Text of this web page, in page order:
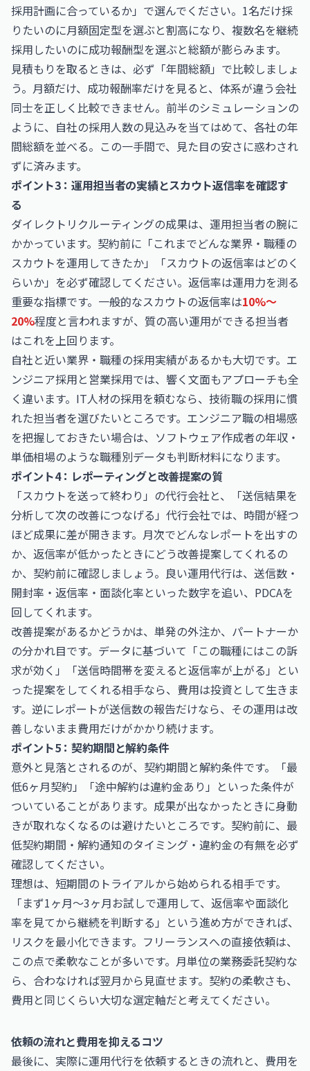
採用計画に合っているか」で選んでください。1名だけ採
りたいのに月額固定型を選ぶと割高になり、複数名を継続
採用したいのに成功報酬型を選ぶと総額が膨らみます。
見積もりを取るときは、必ず「年間総額」で比較しましょ
う。月額だけ、成功報酬率だけを見ると、体系が違う会社
同士を正しく比較できません。前半のシミュレーションの
ように、自社の採用人数の見込みを当てはめて、各社の年
間総額を並べる。この一手間で、見た目の安さに惑わされ
ずに済みます。
ポイント3：運用担当者の実績とスカウト返信率を確認す
る
ダイレクトリクルーティングの成果は、運用担当者の腕に
かかっています。契約前に「これまでどんな業界・職種の
スカウトを運用してきたか」「スカウトの返信率はどのく
らいか」を必ず確認してください。返信率は運用力を測る
重要な指標です。一般的なスカウトの返信率は10%〜
20%程度と言われますが、質の高い運用ができる担当者
はこれを上回ります。
自社と近い業界・職種の採用実績があるかも大切です。エ
ンジニア採用と営業採用では、響く文面もアプローチも全
く違います。IT人材の採用を頼むなら、技術職の採用に慣
れた担当者を選びたいところです。エンジニア職の相場感
を把握しておきたい場合は、 ソフトウェア作成者の年収・
単価相場のような職種別データも判断材料になります。
ポイント4：レポーティングと改善提案の質
「スカウトを送って終わり」の代行会社と、「送信結果を
分析して次の改善につなげる」代行会社では、時間が経つ
ほど成果に差が開きます。月次でどんなレポートを出すの
か、返信率が低かったときにどう改善提案してくれるの
か、契約前に確認しましょう。良い運用代行は、送信数・
開封率・返信率・面談化率といった数字を追い、PDCAを
回してくれます。
改善提案があるかどうかは、単発の外注か、パートナーか
の分かれ目です。データに基づいて「この職種にはこの訴
求が効く」「送信時間帯を変えると返信率が上がる」とい
った提案をしてくれる相手なら、費用は投資として生きま
す。逆にレポートが送信数の報告だけなら、その運用は改
善しないまま費用だけがかかり続けます。
ポイント5：契約期間と解約条件
意外と見落とされるのが、契約期間と解約条件です。「最
低6ヶ月契約」「途中解約は違約金あり」といった条件が
ついていることがあります。成果が出なかったときに身動
きが取れなくなるのは避けたいところです。契約前に、最
低契約期間・解約通知のタイミング・違約金の有無を必ず
確認してください。
理想は、短期間のトライアルから始められる相手です。
「まず1ヶ月〜3ヶ月お試しで運用して、返信率や面談化
率を見てから継続を判断する」という進め方ができれば、
リスクを最小化できます。フリーランスへの直接依頼は、
この点で柔軟なことが多いです。月単位の業務委託契約な
ら、合わなければ翌月から見直せます。契約の柔軟さも、
費用と同じくらい大切な選定軸だと考えてください。
依頼の流れと費用を抑えるコツ
最後に、実際に運用代行を依頼するときの流れと、費用を